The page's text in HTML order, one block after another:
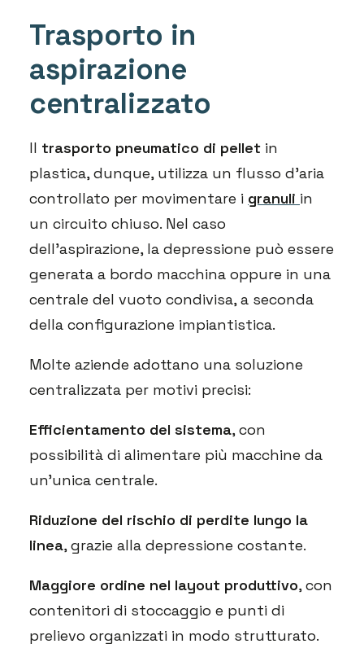
Trasporto in
aspirazione
centralizzato
Il trasporto pneumatico di pellet in
plastica, dunque, utilizza un flusso d’aria
controllato per movimentare i granuli in
un circuito chiuso. Nel caso
dell’aspirazione, la depressione può essere
generata a bordo macchina oppure in una
centrale del vuoto condivisa, a seconda
della configurazione impiantistica.
Molte aziende adottano una soluzione
centralizzata per motivi precisi:
Efficientamento del sistema, con
possibilità di alimentare più macchine da
un’unica centrale.
Riduzione del rischio di perdite lungo la
linea, grazie alla depressione costante.
Maggiore ordine nel layout produttivo, con
contenitori di stoccaggio e punti di
prelievo organizzati in modo strutturato.